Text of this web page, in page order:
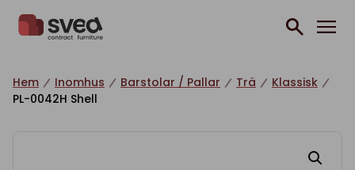
Hem Inomhus Barstolar / Pallar Trä
Klassisk
PL-0042H Shell